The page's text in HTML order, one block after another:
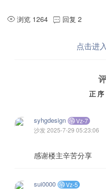
浏览 1264 回复 2
点击进
正序
syhgdesign
Vz-7
沙发2025-7-29 05:23:06
感谢楼主辛苦分享
sui0000 Vz-5